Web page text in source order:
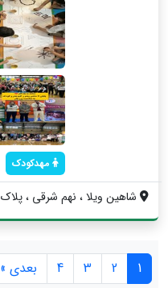
مهدکودک
شاهین ویلا ، نهم شرقی ، پلاک ۳۶ ، مهد و ...
1
2
3
4 بعدی »